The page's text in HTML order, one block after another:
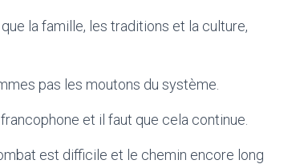
la famille, les traditions et la culture,
pas les moutons du système.
et il faut que cela continue.
est difficile et le chemin encore long